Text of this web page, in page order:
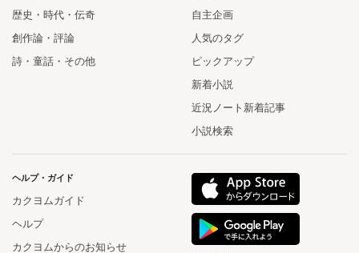
歴史・時代・伝奇
創作論・評論
詩・童話・その他
自主企画
人気のタグ
ピックアップ
新着小説
近況ノート新着記事
小説検索
ヘルプ・ガイド
カクヨムガイド
ヘルプ
カクヨムからのお知らせ